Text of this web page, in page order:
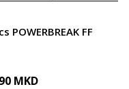
POWERBREAK FF
MKD